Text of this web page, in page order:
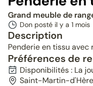
Grand meuble de
Don posté il y a 1 mois
Description
Penderie en tissu avec
Préférences de
Disponibilités : La
Saint-Martin-